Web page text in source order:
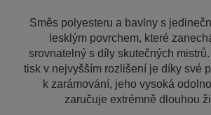
Směs polyesteru a bavlny s
lesklým povrchem, které
srovnatelný s díly skutečných
tisk v nejvyšším rozlišení je díky své
k zarámování, jeho vysoká
zaručuje extrémně dlouhou